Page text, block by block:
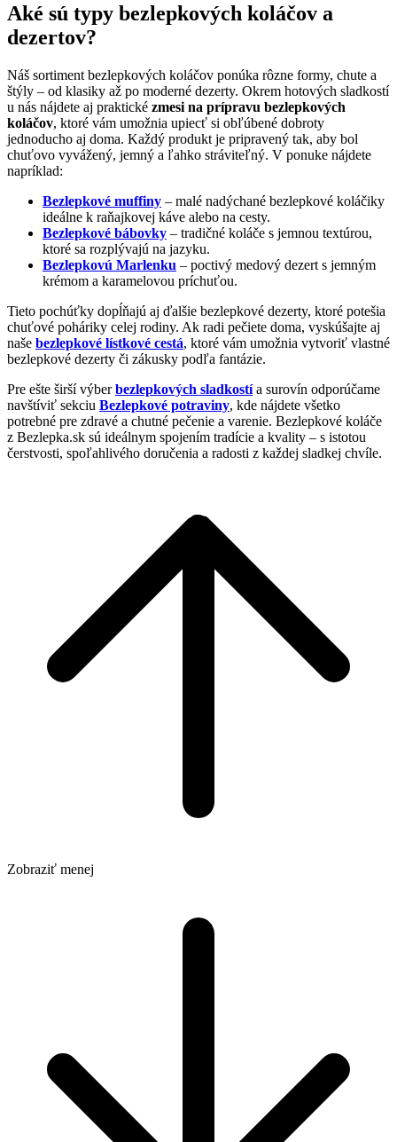
Aké sú typy bezlepkových koláčov a
dezertov?
Náš sortiment bezlepkových koláčov ponúka rôzne formy, chute a
štýly – od klasiky až po moderné dezerty. Okrem hotových sladkostí
u nás nájdete aj praktické zmesi na prípravu bezlepkových
koláčov, ktoré vám umožnia upiecť si obľúbené dobroty
jednoducho aj doma. Každý produkt je pripravený tak, aby bol
chuťovo vyvážený, jemný a ľahko stráviteľný. V ponuke nájdete
napríklad:
Bezlepkové muffiny – malé nadýchané bezlepkové koláčiky
ideálne k raňajkovej káve alebo na cesty.
Bezlepkové bábovky – tradičné koláče s jemnou textúrou,
ktoré sa rozplývajú na jazyku.
Bezlepkovú Marlenku – poctivý medový dezert s jemným
krémom a karamelovou príchuťou.
Tieto pochúťky dopĺňajú aj ďalšie bezlepkové dezerty, ktoré potešia
chuťové poháriky celej rodiny. Ak radi pečiete doma, vyskúšajte aj
naše bezlepkové lístkové cestá, ktoré vám umožnia vytvoriť vlastné
bezlepkové dezerty či zákusky podľa fantázie.
Pre ešte širší výber bezlepkových sladkostía surovín odporúčame
navštíviť sekciu Bezlepkové potraviny, kde nájdete všetko
potrebné pre zdravé a chutné pečenie a varenie. Bezlepkové koláče
z Bezlepka.sk sú ideálnym spojením tradície a kvality – s istotou
čerstvosti, spoľahlivého doručenia a radosti z každej sladkej chvíle.
Zobraziť menej